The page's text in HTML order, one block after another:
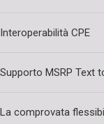
Interoperabilità CPE
Supporto MSRP Text
La comprovata